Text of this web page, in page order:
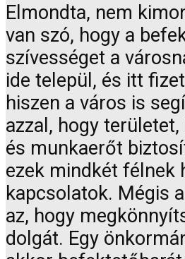
Elmondta, nem
van szó, hogy a
szívességet a
ide települ, és itt
hiszen a város is
azzal, hogy
és munkaerőt
ezek mindkét félnek
kapcsolatok. Mégis
az, hogy
dolgát. Egy